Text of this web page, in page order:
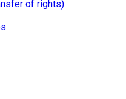
of rights)